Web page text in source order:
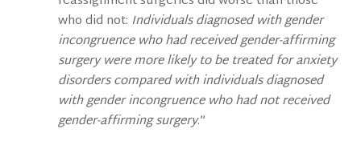
who did not: Individuals diagnosed with gender
incongruence who had received gender-affirming
surgery were more likely to be treated for anxiety
disorders compared with individuals diagnosed
with gender incongruence who had not received
gender-affirming surgery.”